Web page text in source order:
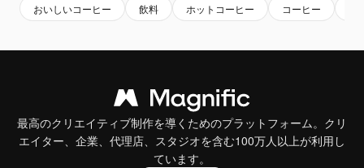
おいしいコーヒー 飲料 ホットコーヒー コーヒー
最高のクリエイティブ制作を導くためのプラットフォーム。クリ
エイター、企業、代理店、スタジオを含む100万人以上が利用し
ています。